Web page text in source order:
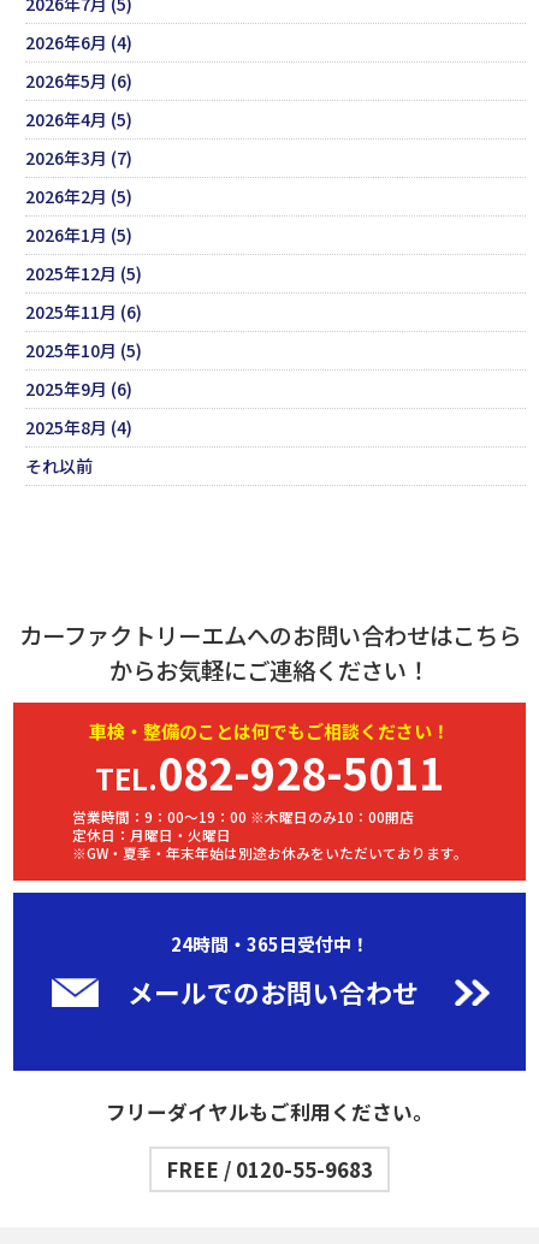
2026年6月 (4)
2026年5月 (6)
2026年4月 (5)
2026年3月 (7)
2026年2月 (5)
2026年1月 (5)
2025年12月 (5)
2025年11月 (6)
2025年10月 (5)
2025年9月 (6)
2025年8月 (4)
それ以前
カーファクトリーエムへのお問い合わせはこちら
からお気軽にご連絡ください！
車検・ 整備のことは何でもご相談ください！
TEL.082-928-5011
営業時間：9：00～19：00 ※木曜日のみ10：00開店
定休日：月曜日・火曜日
※GW・夏季・年末年始は別途お休みをいただいております。
24時間・365日受付中！
メールでのお問い合わせ
フリーダイヤルもご利用ください。
FREE / 0120-55-9683